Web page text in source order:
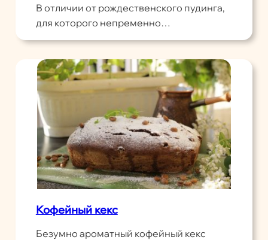
В отличии от рождественского пудинга,
для которого непременно…
Кофейный кекс
Безумно ароматный кофейный кекс